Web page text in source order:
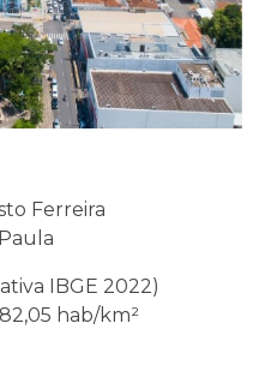
Ferreira
IBGE 2022)
hab/km²